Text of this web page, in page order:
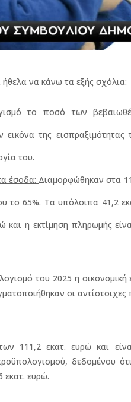
να κάνω τα εξής σχόλια:
το ποσό των
της
του.
έσοδα: Διαμορφώθηκαν στα
το 65%. Τα υπόλοιπα 41,2
και η εκτίμηση πληρωμής
του 2025 η οικονομική
οι αντίστοιχες
111,2 εκατ. ευρώ και
δεδομένου
εκατ. ευρώ.